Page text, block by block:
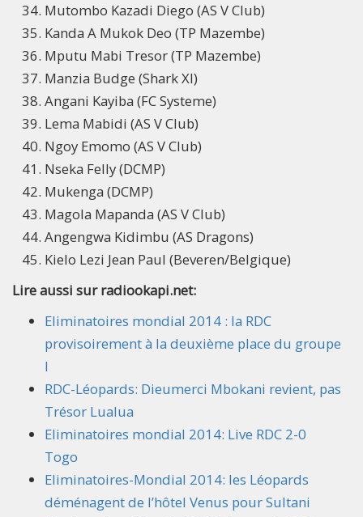
Mutombo Kazadi Diego (AS V Club)
Kanda A Mukok Deo (TP Mazembe)
Mputu Mabi Tresor (TP Mazembe)
Manzia Budge (Shark XI)
Angani Kayiba (FC Systeme)
Lema Mabidi (AS V Club)
Ngoy Emomo (AS V Club)
Nseka Felly (DCMP)
Mukenga (DCMP)
Magola Mapanda (AS V Club)
Angengwa Kidimbu (AS Dragons)
Kielo Lezi Jean Paul (Beveren/Belgique)
Lire aussi sur radiookapi.net:
Eliminatoires mondial 2014 : la RDC
provisoirement à la deuxième place du groupe
I
RDC-Léopards: Dieumerci Mbokani revient, pas
Trésor Lualua
Eliminatoires mondial 2014: Live RDC 2-0
Togo
Eliminatoires-Mondial 2014: les Léopards
déménagent de l’hôtel Venus pour Sultani